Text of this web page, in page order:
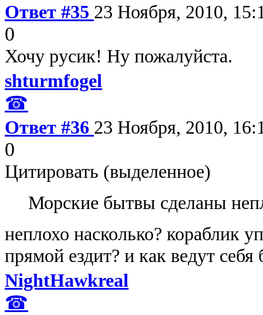
Ответ #35 23 Ноября, 2010,
0
Хочу русик! Ну пожалуйста.
shturmfogel
☎
Ответ #36 23 Ноября, 2010,
0
Цитировать (выделенное)
Морские бытвы сделаны
неплохо насколько? кораблик
прямой ездит? и как ведут
NightHawkreal
☎